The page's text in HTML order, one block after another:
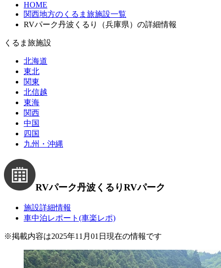
HOME
関西地方のくるま旅施設一覧
RVパーク丹波くるり（兵庫県）の詳細情報
くるま旅施設
北海道
東北
関東
北信越
東海
関西
中国
四国
九州・沖縄
RVパーク丹波くるりRVパーク
施設詳細情報
車中泊レポート(車楽レポ)
※掲載内容は2025年11月01日現在の情報です